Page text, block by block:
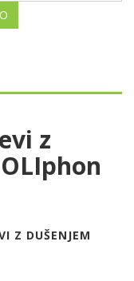
z
Z DUŠENJEM